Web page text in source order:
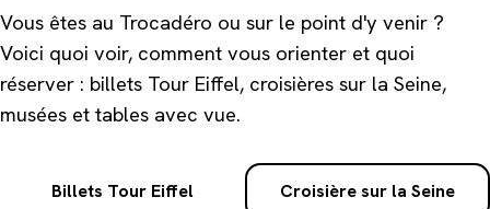
Vous êtes au Trocadéro ou sur le point d'y venir ?
Voici quoi voir, comment vous orienter et quoi
réserver : billets Tour Eiffel, croisières sur la Seine,
musées et tables avec vue.
Billets Tour Eiffel Croisière sur la Seine